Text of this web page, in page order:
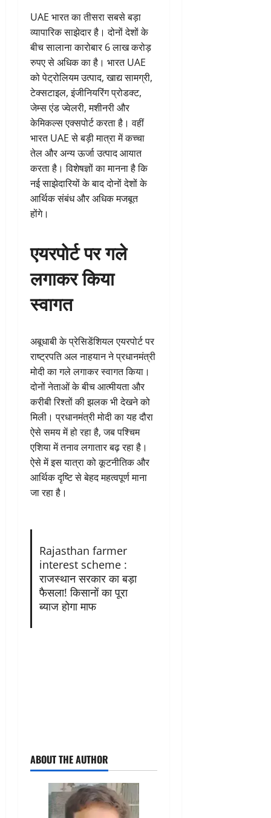
UAE भारत का तीसरा सबसे बड़ा
व्यापारिक साझेदार है। दोनों देशों के
बीच सालाना कारोबार 6 लाख करोड़
रुपए से अधिक का है। भारत UAE
को पेट्रोलियम उत्पाद, खाद्य सामग्री,
टेक्सटाइल, इंजीनियरिंग प्रोडक्ट,
जेम्स एंड ज्वेलरी, मशीनरी और
केमिकल्स एक्सपोर्ट करता है। वहीं
भारत UAE से बड़ी मात्रा में कच्चा
तेल और अन्य ऊर्जा उत्पाद आयात
करता है। विशेषज्ञों का मानना है कि
नई साझेदारियों के बाद दोनों देशों के
आर्थिक संबंध और अधिक मजबूत
होंगे।
एयरपोर्ट पर गले
लगाकर किया
स्वागत
अबूधाबी के प्रेसिडेंशियल एयरपोर्ट पर
राष्ट्रपति अल नाहयान ने प्रधानमंत्री
मोदी का गले लगाकर स्वागत किया।
दोनों नेताओं के बीच आत्मीयता और
करीबी रिश्तों की झलक भी देखने को
मिली। प्रधानमंत्री मोदी का यह दौरा
ऐसे समय में हो रहा है, जब पश्चिम
एशिया में तनाव लगातार बढ़ रहा है।
ऐसे में इस यात्रा को कूटनीतिक और
आर्थिक दृष्टि से बेहद महत्वपूर्ण माना
जा रहा है।
Rajasthan farmer
interest scheme :
राजस्थान सरकार का बड़ा
फैसला! किसानों का पूरा
ब्याज होगा माफ
ABOUT THE AUTHOR